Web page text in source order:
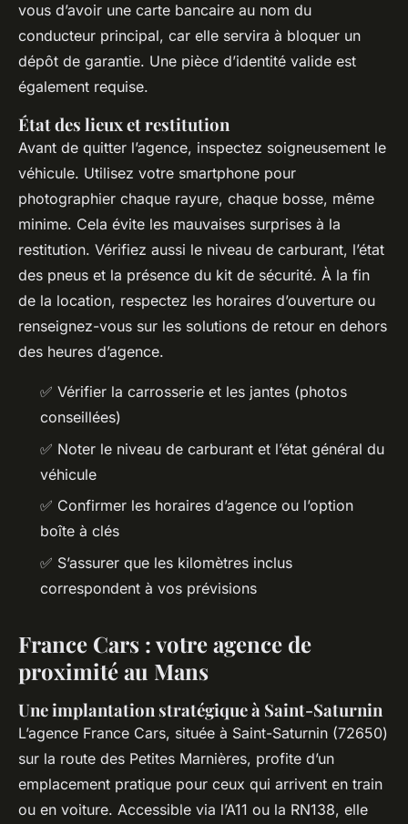
vous d’avoir une carte bancaire au nom du
conducteur principal, car elle servira à bloquer un
dépôt de garantie. Une pièce d’identité valide est
également requise.
État des lieux et restitution
Avant de quitter l’agence, inspectez soigneusement le
véhicule. Utilisez votre smartphone pour
photographier chaque rayure, chaque bosse, même
minime. Cela évite les mauvaises surprises à la
restitution. Vérifiez aussi le niveau de carburant, l’état
des pneus et la présence du kit de sécurité. À la fin
de la location, respectez les horaires d’ouverture ou
renseignez-vous sur les solutions de retour en dehors
des heures d’agence.
✅ Vérifier la carrosserie et les jantes (photos
conseillées)
✅ Noter le niveau de carburant et l’état général du
véhicule
✅ Confirmer les horaires d’agence ou l’option
boîte à clés
✅ S’assurer que les kilomètres inclus
correspondent à vos prévisions
France Cars : votre agence de
proximité au Mans
Une implantation stratégique à Saint-Saturnin
L’agence France Cars, située à Saint-Saturnin (72650)
sur la route des Petites Marnières, profite d’un
emplacement pratique pour ceux qui arrivent en train
ou en voiture. Accessible via l’A11 ou la RN138, elle